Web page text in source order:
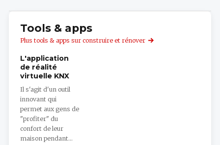
Tools & apps
Plus tools & apps sur construire et rénover
L'application
de réalité
virtuelle KNX
Il s'agit d'un outil
innovant qui
permet aux gens de
"profiter" du
confort de leur
maison pendant...